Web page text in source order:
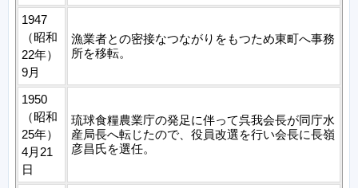
1947
（昭和
22年）
9月
漁業者との密接なつながりをもつため東町へ事務
所を移転。
1950
（昭和
25年）
4月21
日
琉球食糧農業庁の発足に伴って呉我会長が同庁水
産局長へ転じたので、役員改選を行い会長に長嶺
彦昌氏を選任。